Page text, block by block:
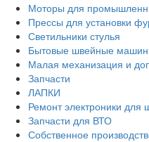
Моторы для
Прессы для установки
Светильники стулья
Бытовые швейные
Малая механизация и
Запчасти
ЛАПКИ
Ремонт электроники для
Запчасти для ВТО
Собственное